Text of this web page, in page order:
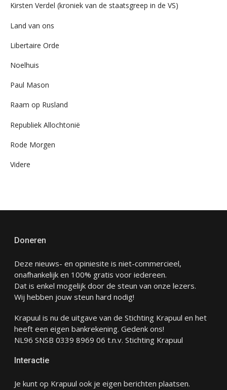
Kirsten Verdel (kroniek van de staatsgreep in de VS)
Land van ons
Libertaire Orde
Noelhuis
Paul Mason
Raam op Rusland
Republiek Allochtonië
Rode Morgen
Videre
Doneren
Deze nieuws- en opiniesite is niet-commercieel,
onafhankelijk en 100% gratis voor iedereen.
Dat is enkel mogelijk door de steun van onze lezers.
Wij hebben jouw steun hard nodig!
Krapuul is nu de uitgave van de Stichting Krapuul en het
heeft een eigen bankrekening. Gedenk ons!
NL96 SNSB 0339 8969 06 t.n.v. Stichting Krapuul
Interactie
Je kunt op Krapuul ook je eigen berichten plaatsen.